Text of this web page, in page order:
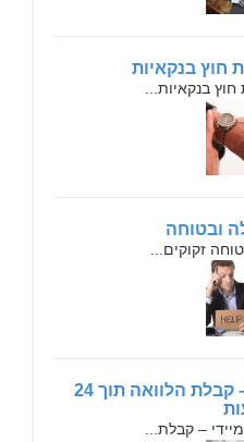
חוץ בנקאיות
בנקאיות...
ובטוחה
זקוקים...
הלוואה באישור מיידי – קבלת הלוואה תוך 24
– קבלת...